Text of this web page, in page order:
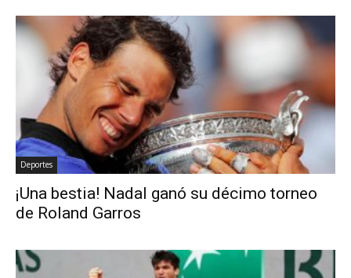
Deportes
¡Una bestia! Nadal ganó su décimo torneo
de Roland Garros